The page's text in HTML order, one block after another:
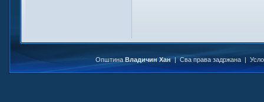
Општина Владичин Хан| Сва права задржана |